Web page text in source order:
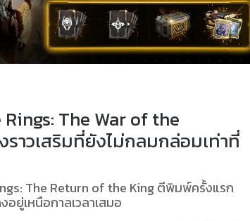
The War of the
าวเสริมที่ยังไม่กลมกล่อมเท่าที่
The Return of the King ตีพิมพ์ครั้งแรก
ยู่เหนือกาลเวลาเสมอ